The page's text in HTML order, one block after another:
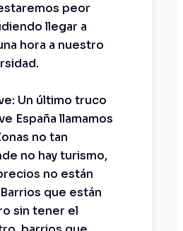
peor
llegar a
hora a nuestro
Un último truco
España llamamos
no tan
no hay turismo,
no están
que están
sin tener el